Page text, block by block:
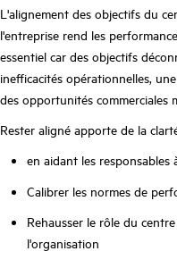
L'alignement des objectifs du
l'entreprise rend les
essentiel car des objectifs
inefficacités opérationnelles,
des opportunités commerciales
Rester aligné apporte de la
en aidant les responsables
Calibrer les normes de
Rehausser le rôle du
l'organisation